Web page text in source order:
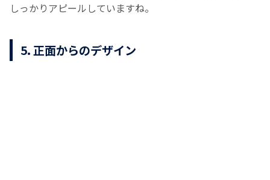
しっかりアピールしていますね。
5. 正面からのデザイン